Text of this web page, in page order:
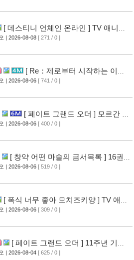
[ 데스티니 언체인 온라인 ] TV 애니메
정 [9]
| 2026-08-08 [ 271 / 0 ]
[ Re：제로부터 시작하는 이세
] 4기 탈환편 PV 영상 공개
| 2026-08-06 [ 741 / 0 ]
[ 페이트 그랜드 오더 ] 모르간 르
피규어 공개
[10]
| 2026-08-06 [ 400 / 0 ]
[ 창약 어떤 마술의 금서목록 ] 16권
[12]
| 2026-08-06 [ 519 / 0 ]
[ 폭식 너무 좋아 모치즈키양 ] TV 애니
결정 [13]
| 2026-08-06 [ 309 / 0 ]
[ 페이트 그랜드 오더 ] 11주년 기념
[11]
| 2026-08-04 [ 625 / 0 ]